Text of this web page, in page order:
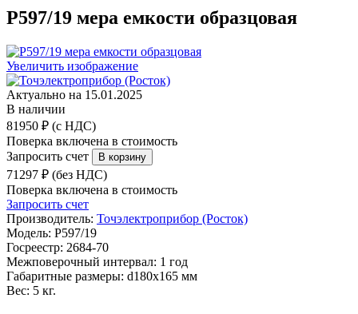
Р597/19 мера емкости образцовая
Увеличить изображение
Актуально на 15.01.2025
В наличии
81950 ₽ (с НДС)
Поверка включена в стоимость
Запросить счет
71297 ₽ (без НДС)
Поверка включена в стоимость
Запросить счет
Производитель: Точэлектроприбор (Росток)
Модель: Р597/19
Госреестр: 2684-70
Межповерочный интервал: 1 год
Габаритные размеры: d180х165 мм
Вес: 5 кг.